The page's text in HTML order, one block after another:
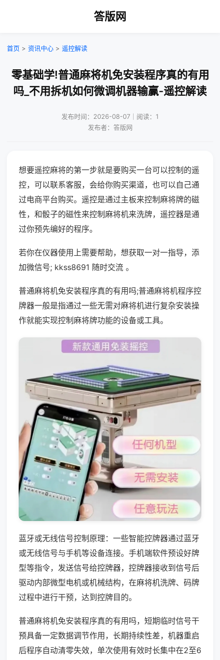
答版网
首页 > 资讯中心 > 遥控解读
零基础学!普通麻将机免安装程序真的有用
吗_不用拆机如何微调机器输赢-遥控解读
发布时间：2026-08-07｜阅读：1
发布者：答版网
想要遥控麻将的第一步就是要购买一台可以控制的遥
控，可以联系客服，会给你购买渠道，也可以自己通
过电商平台购买。遥控是通过主板来控制麻将牌的磁
性，和骰子的磁性来控制麻将机来洗牌，遥控器是通
过你预先编好的程序。
若你在仪器使用上需要帮助，想获取一对一指导，添
加微信号; kkss8691 随时交流 。
普通麻将机免安装程序真的有用吗;普通麻将机程序控
牌器一般是指通过一些无需对麻将机进行复杂安装操
作就能实现控制麻将牌功能的设备或工具。
蓝牙或无线信号控制原理：一些智能控牌器通过蓝牙
或无线信号与手机等设备连接。手机端软件预设好牌
型等指令，发送信号给控牌器，控牌器接收到信号后
驱动内部微型电机或机械结构，在麻将机洗牌、码牌
过程中进行干预，达到控牌目的。
普通麻将机免安装程序真的有用吗，短期临时信号干
预具备一定数据调节作用，长期持续性差，机器重启
后程序自动清零失效，单次使用有效时长集中在2至6